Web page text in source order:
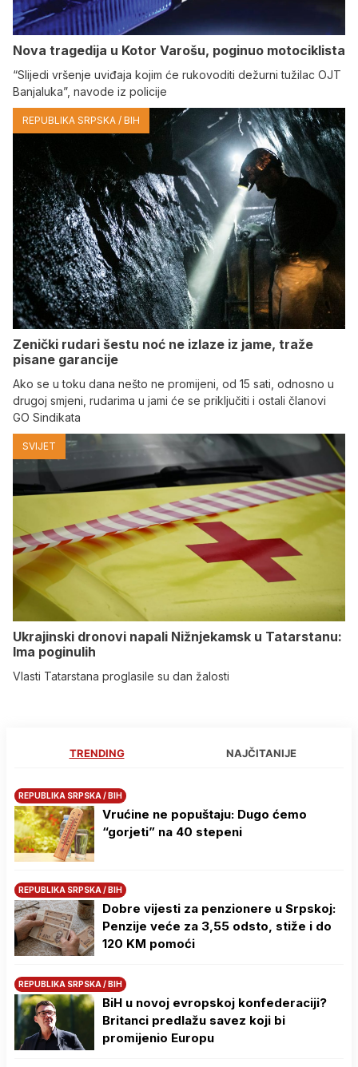
Nova tragedija u Kotor Varošu, poginuo motociklista
“Slijedi vršenje uviđaja kojim će rukovoditi dežurni tužilac OJT
Banjaluka”, navode iz policije
REPUBLIKA SRPSKA / BIH
Zenički rudari šestu noć ne izlaze iz jame, traže
pisane garancije
Ako se u toku dana nešto ne promijeni, od 15 sati, odnosno u
drugoj smjeni, rudarima u jami će se priključiti i ostali članovi
GO Sindikata
SVIJET
Ukrajinski dronovi napali Nižnjekamsk u Tatarstanu:
Ima poginulih
Vlasti Tatarstana proglasile su dan žalosti
TRENDING NAJČITANIJE
REPUBLIKA SRPSKA / BIH
Vrućine ne popuštaju: Dugo ćemo
“gorjeti” na 40 stepeni
REPUBLIKA SRPSKA / BIH
Dobre vijesti za penzionere u Srpskoj:
Penzije veće za 3,55 odsto, stiže i do
120 KM pomoći
REPUBLIKA SRPSKA / BIH
BiH u novoj evropskoj konfederaciji?
Britanci predlažu savez koji bi
promijenio Europu